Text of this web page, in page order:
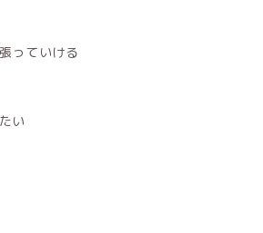
っていける
い